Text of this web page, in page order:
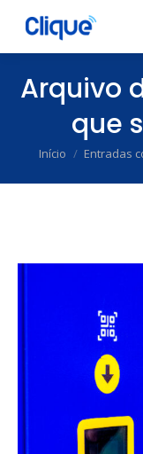
Arquivo
que
Você está aqui:
Início Entradas